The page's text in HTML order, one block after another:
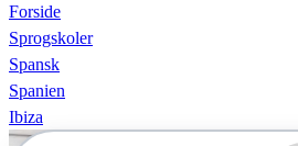
Forside
Sprogskoler
Spansk
Spanien
Ibiza